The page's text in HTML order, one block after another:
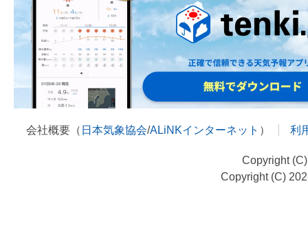
会社概要（ 日本気象協会/ALiNKインターネット ） 利
Copyright
Copyright (C)